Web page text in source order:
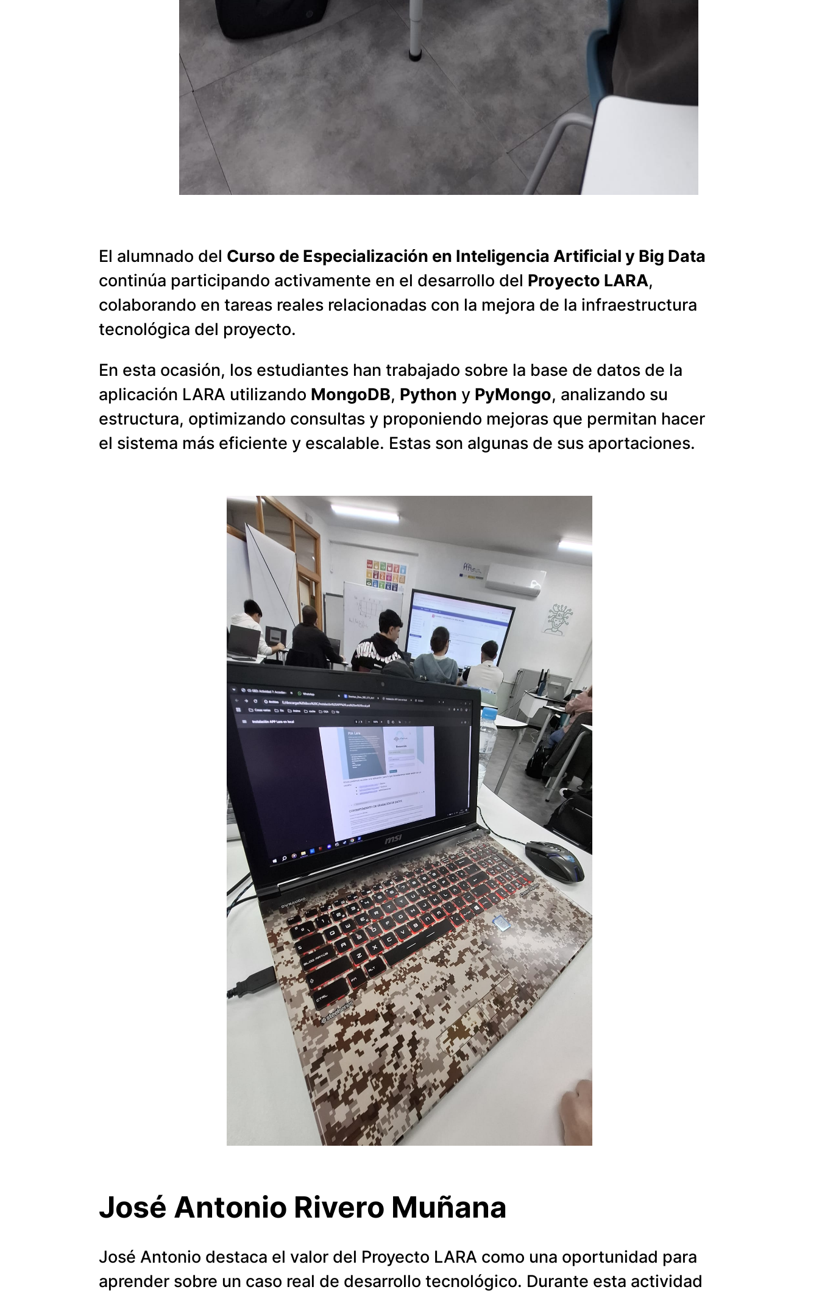
El alumnado del Curso de Especialización en Inteligencia Artificial y Big Data
continúa participando activamente en el desarrollo del Proyecto LARA,
colaborando en tareas reales relacionadas con la mejora de la infraestructura
tecnológica del proyecto.
En esta ocasión, los estudiantes han trabajado sobre la base de datos de la
aplicación LARA utilizando MongoDB, Python y PyMongo, analizando su
estructura, optimizando consultas y proponiendo mejoras que permitan hacer
el sistema más eficiente y escalable. Estas son algunas de sus aportaciones.
José Antonio Rivero Muñana
José Antonio destaca el valor del Proyecto LARA como una oportunidad para
aprender sobre un caso real de desarrollo tecnológico. Durante esta actividad